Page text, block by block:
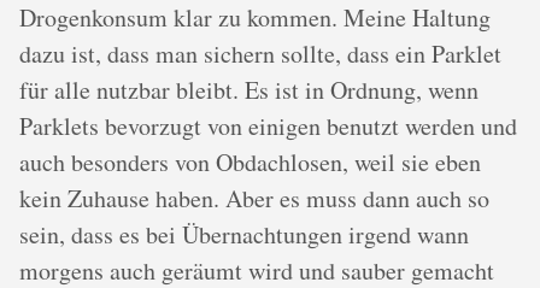
Drogenkonsum klar zu kommen. Meine Haltung
dazu ist, dass man sichern sollte, dass ein Parklet
für alle nutzbar bleibt. Es ist in Ordnung, wenn
Parklets bevorzugt von einigen benutzt werden und
auch besonders von Obdachlosen, weil sie eben
kein Zuhause haben. Aber es muss dann auch so
sein, dass es bei Übernachtungen irgend wann
morgens auch geräumt wird und sauber gemacht